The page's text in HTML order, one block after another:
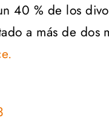
40 % de los
a más de dos